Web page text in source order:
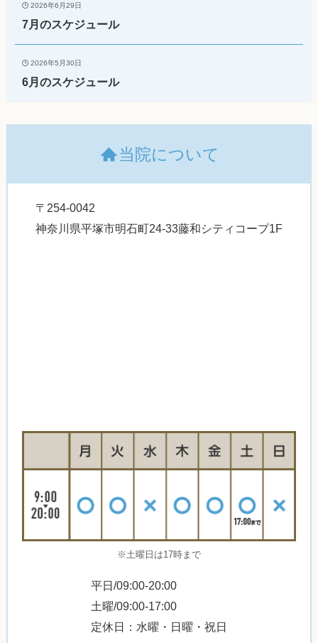
2026年6月29日
7月のスケジュール
2026年5月30日
6月のスケジュール
当院について
〒254-0042
神奈川県平塚市明石町24-33藤和シティコープ1F
※土曜日は17時まで
平日/09:00-20:00
土曜/09:00-17:00
定休日：水曜・日曜・祝日